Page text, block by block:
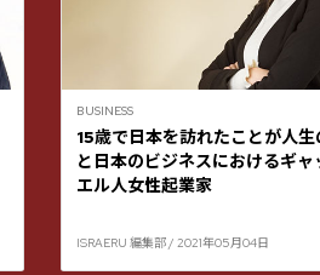
BUSINESS
15歳で日本を訪れたことが人生
と日本のビジネスにおけるギ
エル人女性起業家
ISRAERU 編集部 / 2021年05月04日